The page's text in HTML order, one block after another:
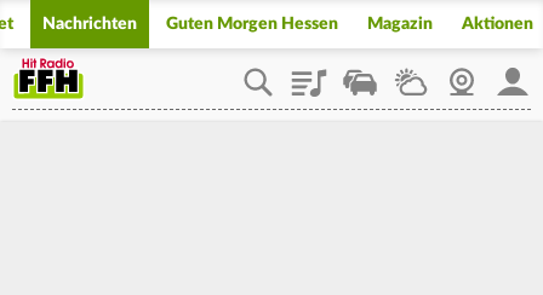
Nachrichten Guten Morgen Hessen Magazin Aktionen
PlaylistStaupilotWetterWebcam